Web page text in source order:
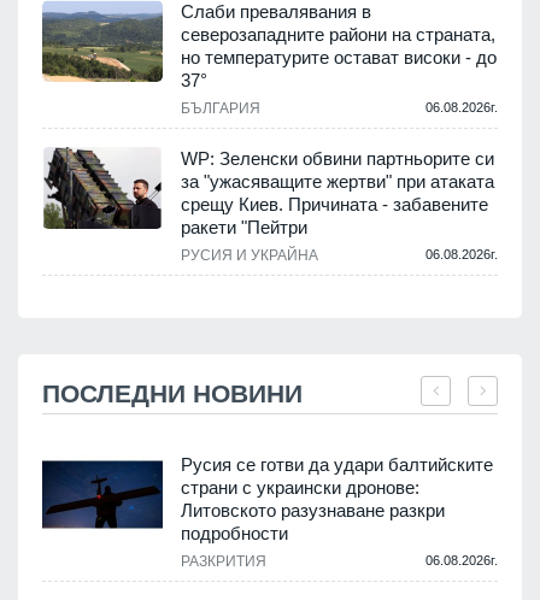
Слаби превалявания в
северозападните райони на страната,
но температурите остават високи - до
37°
БЪЛГАРИЯ 06.08.2026г.
WP: Зеленски обвини партньорите си
за "ужасяващите жертви" при атаката
срещу Киев. Причината - забавените
ракети "Пейтри
РУСИЯ И УКРАЙНА 06.08.2026г.
ПОСЛЕДНИ НОВИНИ
Русия се готви да удари балтийските
страни с украински дронове:
Литовското разузнаване разкри
подробности
РАЗКРИТИЯ 06.08.2026г.